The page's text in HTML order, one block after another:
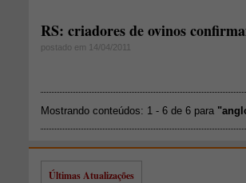
RS: criadores de ovinos
postado em 14/04/2011
Mostrando conteúdos: 1 - 6 de 6 para
Últimas Atualizações